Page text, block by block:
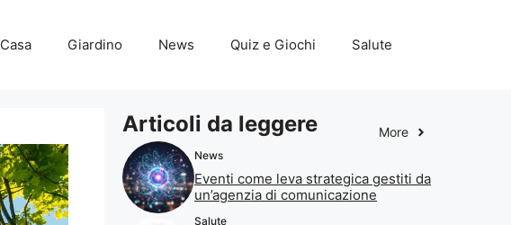
Casa Giardino News Quiz e Giochi Salute
Articoli da leggere More
News
Eventi come leva strategica gestiti da
un’agenzia di comunicazione
Salute